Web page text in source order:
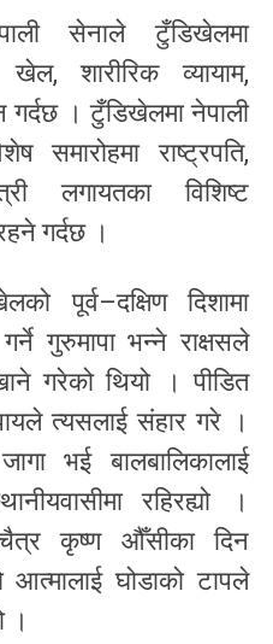
सेनाले टुँडिखेलमा
शारीरिक व्यायाम,
गर्दछ । टुँडिखेलमा नेपाली
समारोहमा राष्ट्रपति,
लगायतका विशिष्ट
गर्दछ ।
पूर्व–दक्षिण दिशामा
गुरुमापा भन्ने राक्षसले
गरेको थियो । पीडित
त्यसलाई संहार गरे ।
भई बालबालिकालाई
रहिरह्यो ।
कृष्ण औँसीका दिन
आत्मालाई घोडाको टापले
।